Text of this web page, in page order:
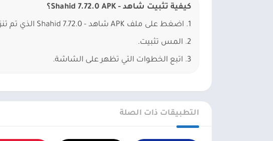
كيفية تثبيت ﺷﺎﻫﺪ - Shahid 7.72.0 APK؟
1. اضغط على ملف APK ﺷﺎﻫﺪ - Shahid 7.72.0 الذي تم تنزيله.
2. المس تثبيت.
3. اتبع الخطوات التي تظهر على الشاشة.
التطبيقات ذات الصلة